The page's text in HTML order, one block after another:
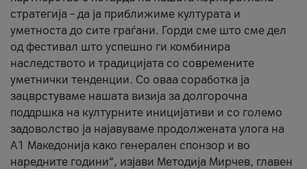
стратегија – да ја приближиме културата и
уметноста до сите граѓани. Горди сме што сме дел
од фестивал што успешно ги комбинира
наследството и традицијата со современите
уметнички тенденции. Со оваа соработка ја
зацврстуваме нашата визија за долгорочна
поддршка на културните иницијативи и со големо
задоволство ја најавуваме продолжената улога на
A1 Македонија како генерален спонзор и во
наредните години“, изјави Методија Мирчев, главен